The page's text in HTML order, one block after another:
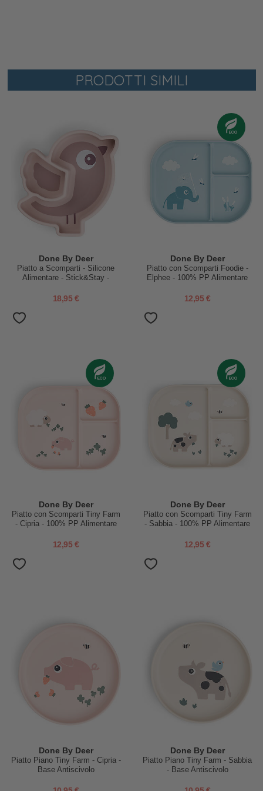
PRODOTTI SIMILI
Done By Deer
Piatto a Scomparti - Silicone
Alimentare - Stick&Stay -
18,95 €
Done By Deer
Piatto con Scomparti Foodie -
Elphee - 100% PP Alimentare
12,95 €
Done By Deer
Piatto con Scomparti Tiny Farm
- Cipria - 100% PP Alimentare
12,95 €
Done By Deer
Piatto con Scomparti Tiny Farm
- Sabbia - 100% PP Alimentare
12,95 €
Done By Deer
Piatto Piano Tiny Farm - Cipria -
Base Antiscivolo
Done By Deer
Piatto Piano Tiny Farm - Sabbia
- Base Antiscivolo